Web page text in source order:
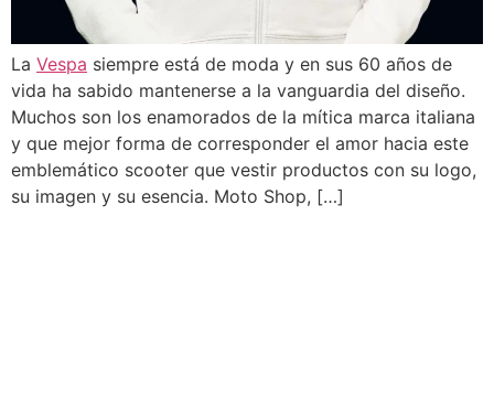
La Vespa siempre está de moda y en sus 60 años de
vida ha sabido mantenerse a la vanguardia del diseño.
Muchos son los enamorados de la mítica marca italiana
y que mejor forma de corresponder el amor hacia este
emblemático scooter que vestir productos con su logo,
su imagen y su esencia. Moto Shop, […]